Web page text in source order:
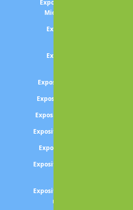
Exposition BASQUIAT Jean-
Michel et SCHIELE Egon
Exposition BASQUIAT -
Exposition BASQUIAT -
Exposition BAZILLE Frédéric
Exposition Giovanni BELLINI
Exposition Sarah BERNHARDT
Exposition Anna-Eva BERGMAN
Exposition BESNARD Albert
Exposition BOILLY -Chroniques
Exposition Denise BELLON - un
regard vagabond -